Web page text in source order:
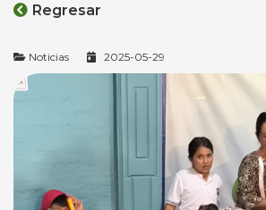
Regresar
Noticias 2025-05-29